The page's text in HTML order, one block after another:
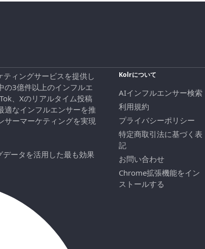
ィングサービスを提供し
の3億件以上のインフルエ
、Xのリアルタイム投稿
適なインフルエンサーを推
サーマーケティングを実現
ータを活用した最も効果
Kolrについて
AIインフルエンサー検索
利用規約
プライバシーポリシー
特定商取引法に基づく表
記
お問い合わせ
Chrome拡張機能をイン
ストールする